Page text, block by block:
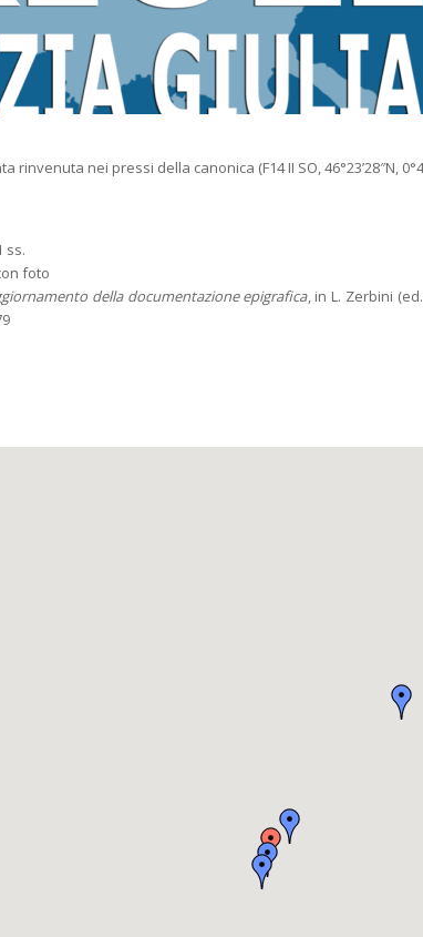
rinvenuta nei pressi della canonica (F14 II SO, 46°23’28″N,
ss.
foto
della documentazione epigrafica, in L. Zerbini